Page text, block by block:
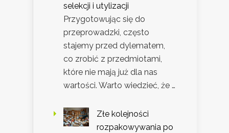
selekcji i utylizacji
Przygotowując się do
przeprowadzki, często
stajemy przed dylematem,
co zrobić z przedmiotami,
które nie mają już dla nas
wartości. Warto wiedzieć, że …
Złe kolejności
rozpakowywania po